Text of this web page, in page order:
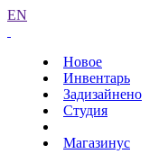
EN
Новое
Инвентарь
Задизайнено
Студия
Магазинус